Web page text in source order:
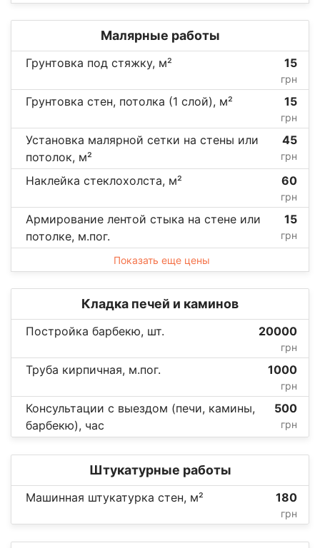
Малярные работы
Грунтовка под стяжку, м² 15
грн
Грунтовка стен, потолка (1 слой), м² 15
грн
Установка малярной сетки на стены или
потолок, м²
45
грн
Наклейка стеклохолста, м² 60
грн
Армирование лентой стыка на стене или
потолке, м.пог.
15
грн
Показать еще цены
Кладка печей и каминов
Постройка барбекю, шт. 20000
грн
Труба кирпичная, м.пог. 1000
грн
Консультации с выездом (печи, камины,
барбекю), час
500
грн
Штукатурные работы
Машинная штукатурка стен, м² 180
грн